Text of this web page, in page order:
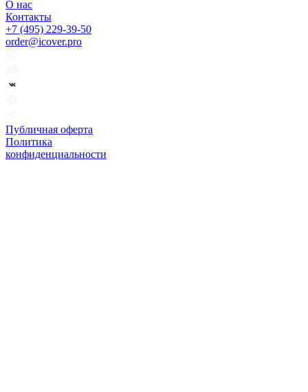
О нас
Контакты
+7 (495) 229-39-50
order@icover.pro
Публичная оферта
Политика
конфиденциальности